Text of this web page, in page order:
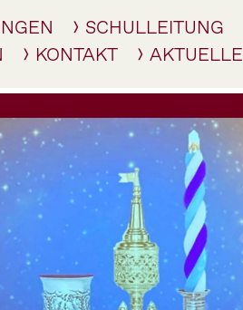
SCHULLEITUNG
KONTAKT